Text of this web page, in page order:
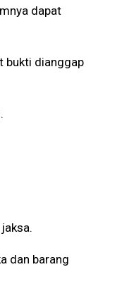
dapat
bukti dianggap
dan barang